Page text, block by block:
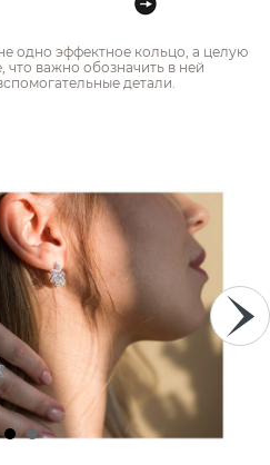
одно эффектное кольцо, а целую
что важно обозначить в ней
детали.